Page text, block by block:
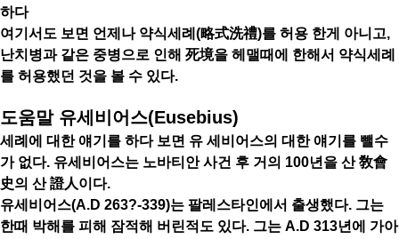
하다
여기서도 보면 언제나 약식세례(略式洗禮)를 허용 한게 아니고,
난치병과 같은 중병으로 인해 死境을 헤맬때에 한해서 약식세례
를 허용했던 것을 볼 수 있다.
도움말 유세비어스(Eusebius)
세례에 대한 얘기를 하다 보면 유 세비어스의 대한 얘기를 뺄수
가 없다. 유세비어스는 노바티안 사건 후 거의 100년을 산 敎會
史의 산 證人이다.
유세비어스(A.D 263?-339)는 팔레스타인에서 출생했다. 그는
한때 박해를 피해 잠적해 버린적도 있다. 그는 A.D 313년에 가아